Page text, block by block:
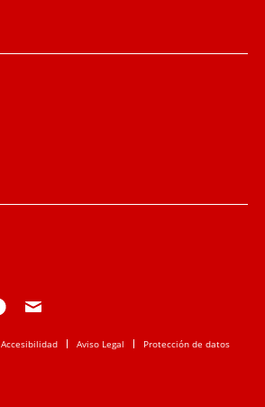
Accesibilidad Aviso Legal Protección de datos